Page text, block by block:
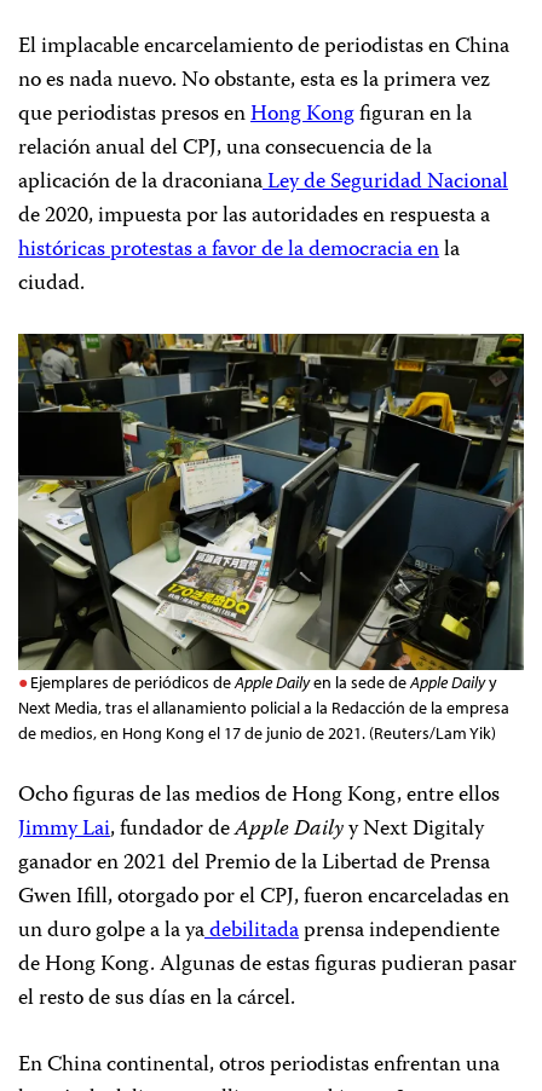
El implacable encarcelamiento de periodistas en China
no es nada nuevo. No obstante, esta es la primera vez
que periodistas presos enHong Kongfiguran en la
relación anual del CPJ, una consecuencia de la
aplicación de la draconianaLey de Seguridad Nacional
de 2020, impuesta por las autoridades en respuesta a
históricasprotestas a favor de la democracia enla
ciudad.
Ejemplares de periódicos deApple Dailyen la sede deApple Dailyy
Next Media, tras el allanamiento policial a la Redacción de la empresa
de medios, en Hong Kong el 17 de junio de 2021. (Reuters/Lam Yik)
Ocho figuras de las medios de Hong Kong, entre ellos
Jimmy Lai, fundador deApple Dailyy Next Digitaly
ganador en 2021 del Premio de la Libertad de Prensa
Gwen Ifill, otorgado por el CPJ, fueron encarceladas en
un duro golpe a la yadebilitadaprensa independiente
de Hong Kong. Algunas de estas figuras pudieran pasar
el resto de sus días en la cárcel.
En China continental, otros periodistas enfrentan una